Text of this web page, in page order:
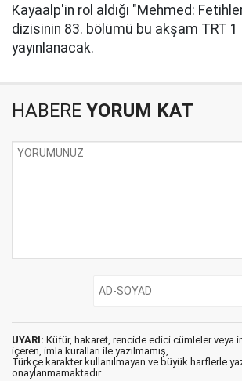
Kayaalp'in rol aldığı "Mehmed:
dizisinin 83. bölümü bu akşam TRT 1
yayınlanacak.
HABERE YORUM KAT
UYARI: Küfür, hakaret, rencide edici cümleler veya
içeren, imla kuralları ile yazılmamış,
Türkçe karakter kullanılmayan ve büyük harflerle
onaylanmamaktadır.